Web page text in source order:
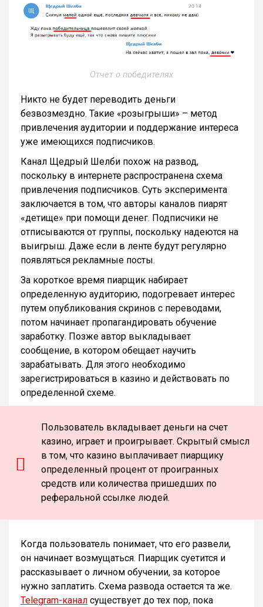
Отчет о победителях
Никто не будет переводить деньги
безвозмездно. Такие «розыгрыши» – метод
привлечения аудитории и поддержание интереса
уже имеющихся подписчиков.
Канал Щедрый Шелби похож на развод,
поскольку в интернете распространена схема
привлечения подписчиков. Суть эксперимента
заключается в том, что авторы каналов пиарят
«детище» при помощи денег. Подписчики не
отписываются от группы, поскольку надеются на
выигрыш. Даже если в ленте будут регулярно
появляться рекламные посты.
За короткое время пиарщик набирает
определенную аудиторию, подогревает интерес
путем опубликования скринов с переводами,
потом начинает пропагандировать обучение
заработку. Позже автор выкладывает
сообщение, в котором обещает научить
зарабатывать. Для этого необходимо
зарегистрироваться в казино и действовать по
определенной схеме.
Пользователь вкладывает деньги на счет
казино, играет и проигрывает. Скрытый смысл
в том, что казино выплачивает пиарщику
определенный процент от проигранных
средств или количества пришедших по
реферальной ссылке людей.
Когда пользователь понимает, что его развели,
он начинает возмущаться. Пиарщик суетится и
рассказывает о личном обучении, за которое
нужно заплатить. Схема развода остается та же.
Telegram-канал существует до тех пор, пока